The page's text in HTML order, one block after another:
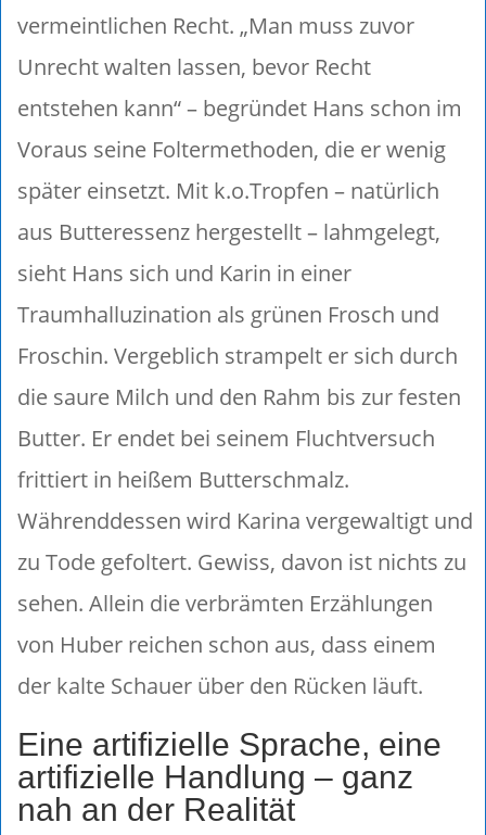
vermeintlichen Recht. „Man muss zuvor
Unrecht walten lassen, bevor Recht
entstehen kann“ – begründet Hans schon im
Voraus seine Foltermethoden, die er wenig
später einsetzt. Mit k.o.Tropfen – natürlich
aus Butteressenz hergestellt – lahmgelegt,
sieht Hans sich und Karin in einer
Traumhalluzination als grünen Frosch und
Froschin. Vergeblich strampelt er sich durch
die saure Milch und den Rahm bis zur festen
Butter. Er endet bei seinem Fluchtversuch
frittiert in heißem Butterschmalz.
Währenddessen wird Karina vergewaltigt und
zu Tode gefoltert. Gewiss, davon ist nichts zu
sehen. Allein die verbrämten Erzählungen
von Huber reichen schon aus, dass einem
der kalte Schauer über den Rücken läuft.
Eine artifizielle Sprache, eine
artifizielle Handlung – ganz
nah an der Realität